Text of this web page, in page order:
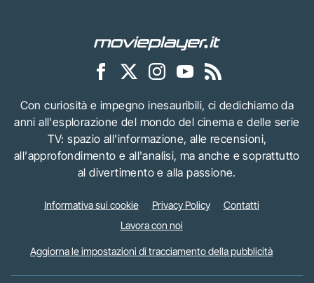
Con curiosità e impegno inesauribili, ci dedichiamo da
anni all'esplorazione del mondo del cinema e delle serie
TV: spazio all'informazione, alle recensioni,
all'approfondimento e all'analisi, ma anche e soprattutto
al divertimento e alla passione.
Informativa sui cookie Privacy Policy
Contatti
Lavora con noi
Aggiorna le impostazioni di tracciamento della pubblicità